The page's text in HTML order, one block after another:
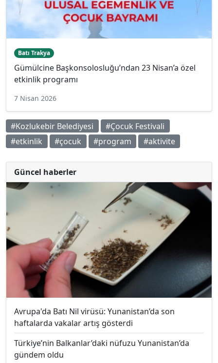
Batı Trakya
Gümülcine Başkonsolosluğu’ndan 23 Nisan’a özel
etkinlik programı
7 Nisan 2026
#Kozlukebir Belediyesi
#Çocuk Festivali
#etkinlik
#çocuk #program #aktivite
Güncel haberler
Avrupa'da Batı Nil virüsü: Yunanistan’da son
haftalarda vakalar artış gösterdi
Türkiye’nin Balkanlar’daki nüfuzu Yunanistan’da
gündem oldu